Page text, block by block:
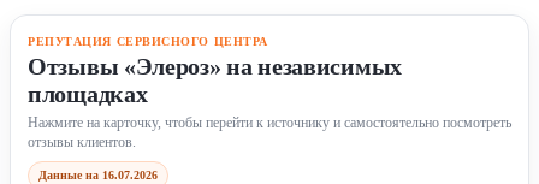
РЕПУТАЦИЯ СЕРВИСНОГО ЦЕНТРА
Отзывы «Элероз» на независимых
площадках
Нажмите на карточку, чтобы перейти к источнику и самостоятельно посмотреть
отзывы клиентов.
Данные на 16.07.2026